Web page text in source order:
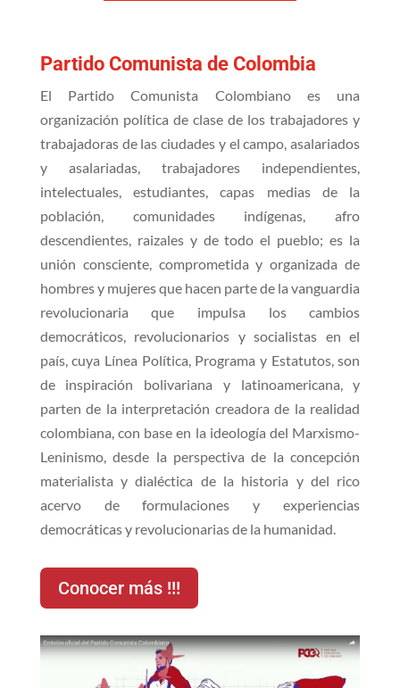
Partido Comunista de Colombia
El Partido Comunista Colombiano es una
organización política de clase de los trabajadores y
trabajadoras de las ciudades y el campo, asalariados
y asalariadas, trabajadores independientes,
intelectuales, estudiantes, capas medias de la
población, comunidades indígenas, afro
descendientes, raizales y de todo el pueblo; es la
unión consciente, comprometida y organizada de
hombres y mujeres que hacen parte de la vanguardia
revolucionaria que impulsa los cambios
democráticos, revolucionarios y socialistas en el
país, cuya Línea Política, Programa y Estatutos, son
de inspiración bolivariana y latinoamericana, y
parten de la interpretación creadora de la realidad
colombiana, con base en la ideología del Marxismo-
Leninismo, desde la perspectiva de la concepción
materialista y dialéctica de la historia y del rico
acervo de formulaciones y experiencias
democráticas y revolucionarias de la humanidad.
Conocer más !!!